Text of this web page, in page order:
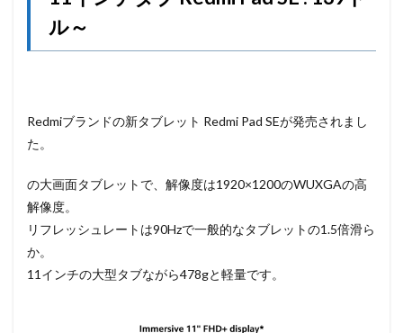
ル～
Redmiブランドの新タブレット Redmi Pad SEが発売されまし
た。
の大画面タブレットで、解像度は1920×1200のWUXGAの高
解像度。
リフレッシュレートは90Hzで一般的なタブレットの1.5倍滑ら
か。
11インチの大型タブながら478gと軽量です。